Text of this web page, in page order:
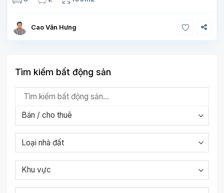
khách hiện đại, ban công thoáng mát
Cao Văn Hưng
Tìm kiếm bất động sản